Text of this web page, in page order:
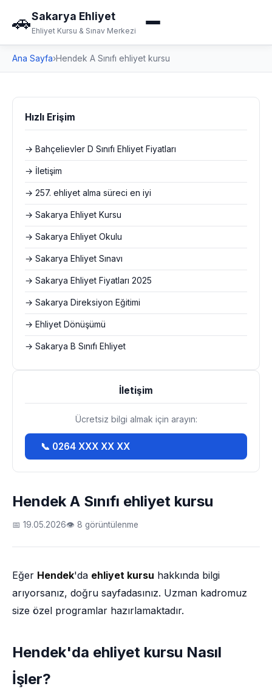
🚗Sakarya Ehliyet
Ehliyet Kursu & Sınav Merkezi
Ana Sayfa›Hendek A Sınıfı ehliyet kursu
Hendek A Sınıfı ehliyet kursu
📅 19.05.2026👁 8 görüntülenme
Eğer Hendek'da ehliyet kursu hakkında bilgi
arıyorsanız, doğru sayfadasınız. Uzman kadromuz
size özel programlar hazırlamaktadır.
Hendek'da ehliyet kursu Nasıl
İşler?
Hızlı Erişim
→ Bahçelievler D Sınıfı Ehliyet Fiyatları
→ İletişim
→ 257. ehliyet alma süreci en iyi
→ Sakarya Ehliyet Kursu
→ Sakarya Ehliyet Okulu
→ Sakarya Ehliyet Sınavı
→ Sakarya Ehliyet Fiyatları 2025
→ Sakarya Direksiyon Eğitimi
→ Ehliyet Dönüşümü
→ Sakarya B Sınıfı Ehliyet
İletişim
Ücretsiz bilgi almak için arayın:
📞 0264 XXX XX XX